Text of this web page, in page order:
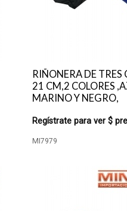
RIÑONERA DE TRES
21 CM,2 COLORES
MARINO Y NEGRO,
Regístrate para ver $
MI7979